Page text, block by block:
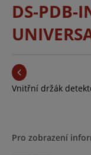
DS-PDB-
Vnitřní držák
Pro zobrazení